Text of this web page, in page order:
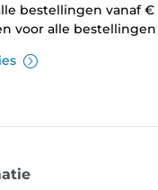
bestellingen vanaf €
voor alle bestellingen